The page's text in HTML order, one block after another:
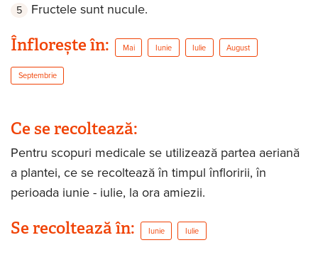
Fructele sunt nucule.
Înflorește în: Mai Iunie Iulie August
Septembrie
Ce se recoltează:
Pentru scopuri medicale se utilizează partea aeriană
a plantei, ce se recoltează în timpul înfloririi, în
perioada iunie - iulie, la ora amiezii.
Se recoltează în: Iunie Iulie